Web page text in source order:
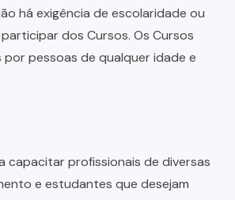
há exigência de escolaridade ou
dos Cursos. Os Cursos
pessoas de qualquer idade e
capacitar profissionais de diversas
e estudantes que desejam